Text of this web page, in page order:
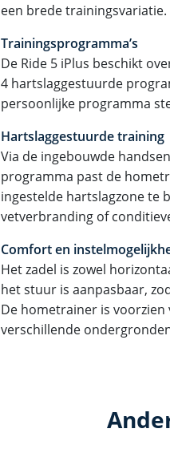
een brede trainingsvariatie.
Trainingsprogramma’s
De Ride 5 iPlus beschikt
4 hartslaggestuurde
persoonlijke programma
Hartslaggestuurde training
Via de ingebouwde
programma past de
ingestelde hartslagzone te
vetverbranding of
Comfort en
Het zadel is zowel
het stuur is aanpasbaar,
De hometrainer is
verschillende